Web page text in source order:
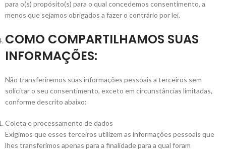
para o(s) propósito(s) para o qual concedemos consentimento, a
menos que sejamos obrigados a fazer o contrário por lei.
COMO COMPARTILHAMOS SUAS
INFORMAÇÕES:
Não transferiremos suas informações pessoais a terceiros sem
solicitar o seu consentimento, exceto em circunstâncias limitadas,
conforme descrito abaixo:
Coleta e processamento de dados
Exigimos que esses terceiros utilizem as informações pessoais que
lhes transferimos apenas para a finalidade para a qual foram